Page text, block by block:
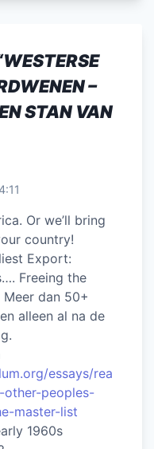
WESTERSE
–
STAN VAN
Or we’ll bring
country!
Export:
Freeing the
dan 50+
alleen al na de
essays/rea
peoples-
master-list
1960s